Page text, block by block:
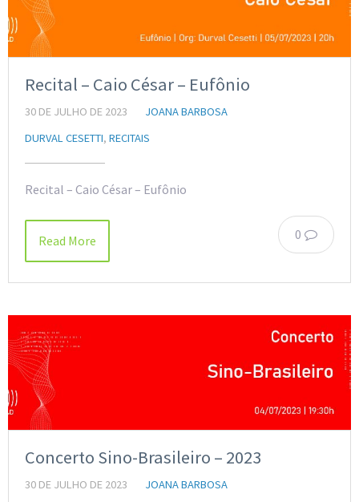
Recital – Caio César – Eufônio
30 DE JULHO DE 2023
JOANA BARBOSA
DURVAL CESETTI, RECITAIS
Recital – Caio César – Eufônio
0
Read More
Concerto Sino-Brasileiro – 2023
30 DE JULHO DE 2023
JOANA BARBOSA